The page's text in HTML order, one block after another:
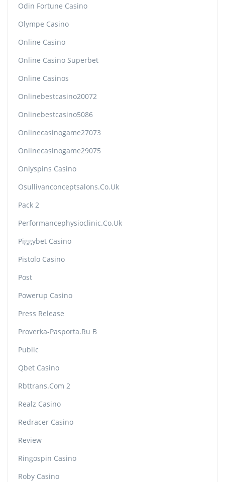
Odin Fortune Casino
Olympe Casino
Online Casino
Online Casino Superbet
Online Casinos
Onlinebestcasino20072
Onlinebestcasino5086
Onlinecasinogame27073
Onlinecasinogame29075
Onlyspins Casino
Osullivanconceptsalons.co.uk
Pack 2
Performancephysioclinic.co.uk
Piggybet Casino
Pistolo Casino
Post
Powerup Casino
Press Release
Proverka-Pasporta.ru B
Public
Qbet Casino
Rbttrans.com 2
Realz Casino
Redracer Casino
Review
Ringospin Casino
Roby Casino